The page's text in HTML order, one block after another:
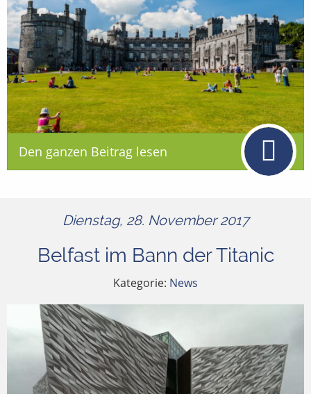
Den ganzen Beitrag lesen
Dienstag, 28. November 2017
Belfast im Bann der Titanic
Kategorie: News